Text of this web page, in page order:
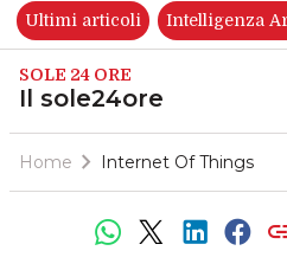
Ultimi articoli Intelligenza
SOLE 24 ORE
Il sole24ore
Home Internet Of Things